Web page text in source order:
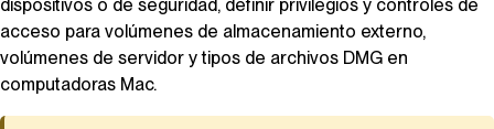
dispositivos o de seguridad, definir privilegios y controles de
acceso para volúmenes de almacenamiento externo,
volúmenes de servidor y tipos de archivos DMG en
computadoras Mac.